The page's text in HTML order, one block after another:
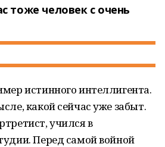
тоже человек с очень
истинного интеллигента.
какой сейчас уже забыт.
учился в
Перед самой войной